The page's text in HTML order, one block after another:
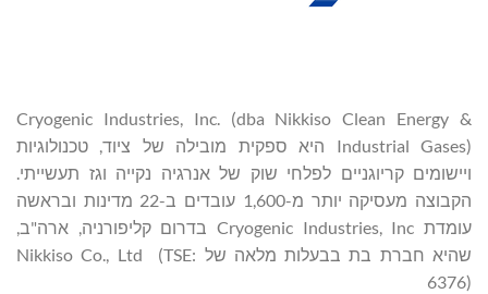
Cryogenic Industries, Inc. (dba Nikkiso Clean Energy &
Industrial Gases) היא ספקית מובילה של ציוד, טכנולוגיות
ויישומים קריוגניים לפלחי שוק של אנרגיה נקייה וגז תעשייתי.
הקבוצה מעסיקה יותר מ-1,600 עובדים ב-22 מדינות ובראשה
עומדת Cryogenic Industries, Inc בדרום קליפורניה, ארה"ב,
שהיא חברת בת בבעלות מלאה של Nikkiso Co., Ltd (TSE:
6376)